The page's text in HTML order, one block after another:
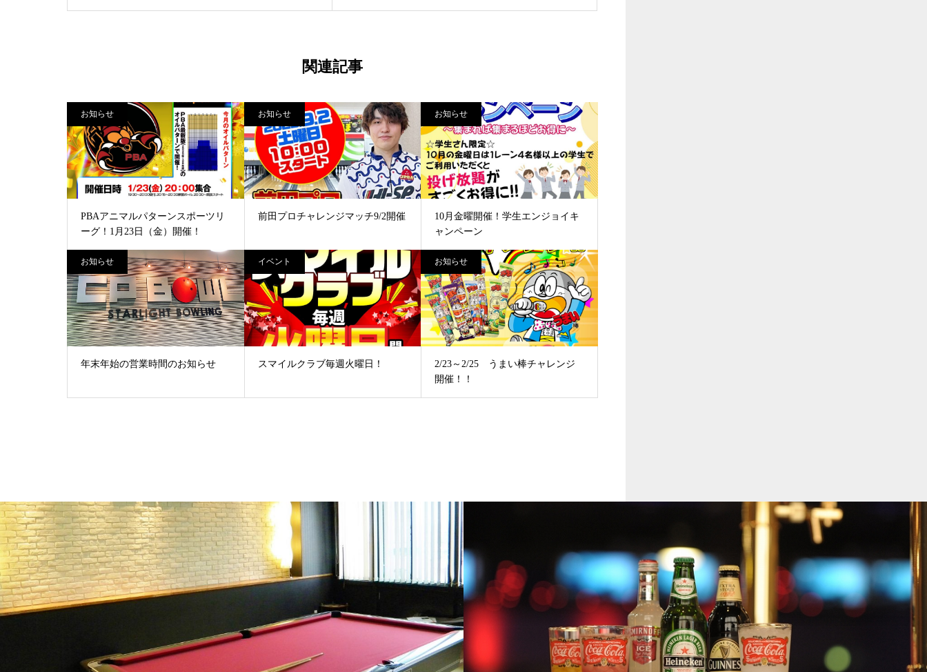
関連記事
お知らせ
PBAアニマルパターンスポーツリ
ーグ！1月23日（金）開催！
お知らせ
前田プロチャレンジマッチ9/2開催
お知らせ
10月金曜開催！学生エンジョイキ
ャンペーン
お知らせ
年末年始の営業時間のお知らせ
イベント
スマイルクラブ毎週火曜日！
お知らせ
2/23～2/25 うまい棒チャレンジ
開催！！